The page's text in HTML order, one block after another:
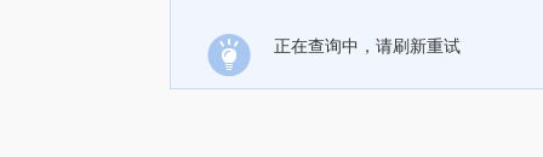
正在查询中，请刷新重试